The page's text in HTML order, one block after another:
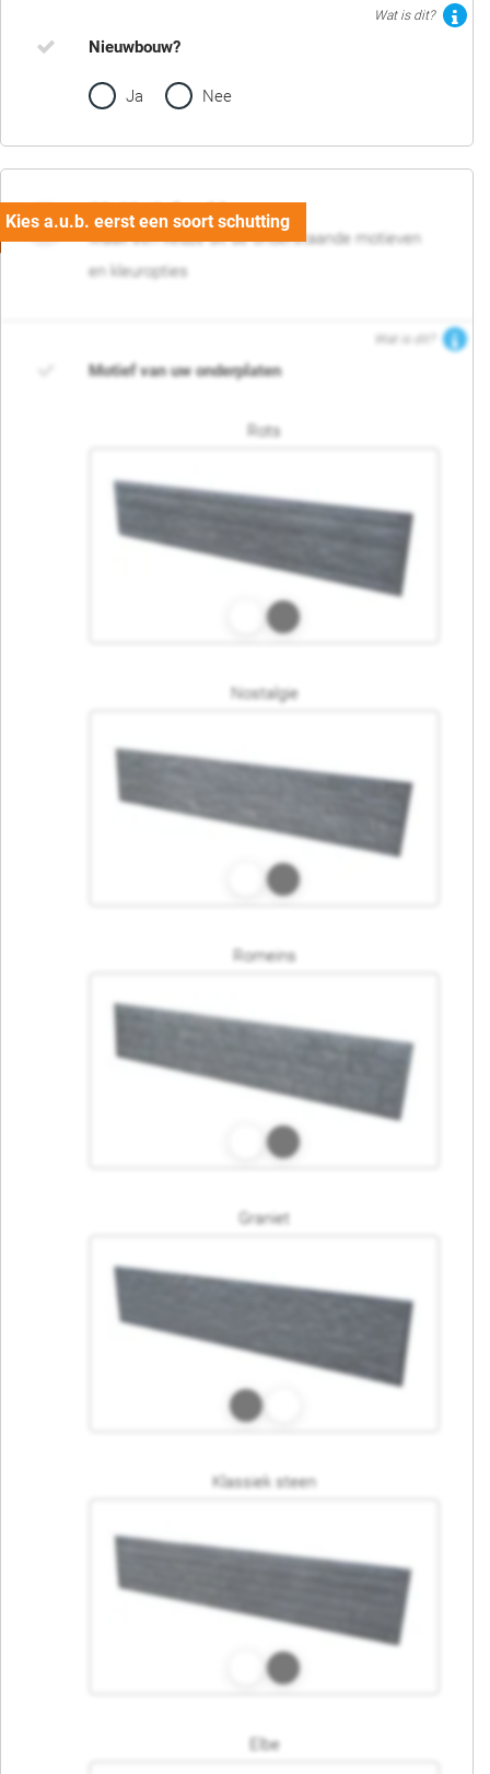
Wat is dit?
Nieuwbouw?
Ja Nee
02. Motief en kleur
Maak een keuze uit de onderstaande motieven
en kleuropties
Wat is dit?
Motief van uw onderplaten
Rots
Nostalgie
Romeins
Graniet
Klassiek steen
Elbe